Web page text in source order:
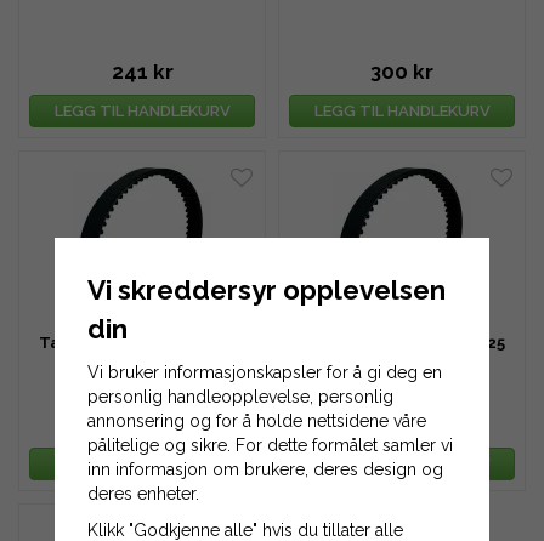
241 kr
LEGG TIL HANDLEKURV
300 kr
LEGG TIL HANDLEKURV
Tannreim HTD 480-8M-20
400 kr
LEGG TIL HANDLEKURV
Tannreim HTD 480-8M-25
501 kr
LEGG TIL HANDLEKURV
Vi skreddersyr opplevelsen
din
Vi bruker informasjonskapsler for å gi deg en
personlig handleopplevelse, personlig
annonsering og for å holde nettsidene våre
pålitelige og sikre. For dette formålet samler vi
inn informasjon om brukere, deres design og
deres enheter.
Klikk "Godkjenne alle" hvis du tillater alle